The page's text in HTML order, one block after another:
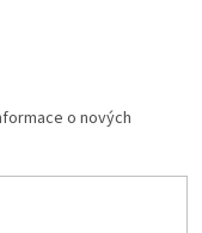
o nových